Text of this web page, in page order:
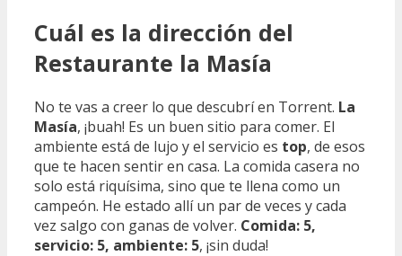
Cuál es la dirección del
Restaurante la Masía
No te vas a creer lo que descubrí en Torrent. La
Masía, ¡buah! Es un buen sitio para comer. El
ambiente está de lujo y el servicio es top, de esos
que te hacen sentir en casa. La comida casera no
solo está riquísima, sino que te llena como un
campeón. He estado allí un par de veces y cada
vez salgo con ganas de volver. Comida: 5,
servicio: 5, ambiente: 5, ¡sin duda!